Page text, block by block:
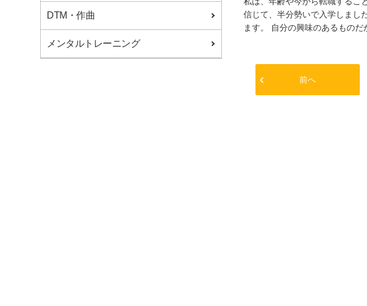
信じて、半分勢いで入学しまし
ます。 自分の興味のあるもの
前へ
DTM・作曲
メンタルトレーニング